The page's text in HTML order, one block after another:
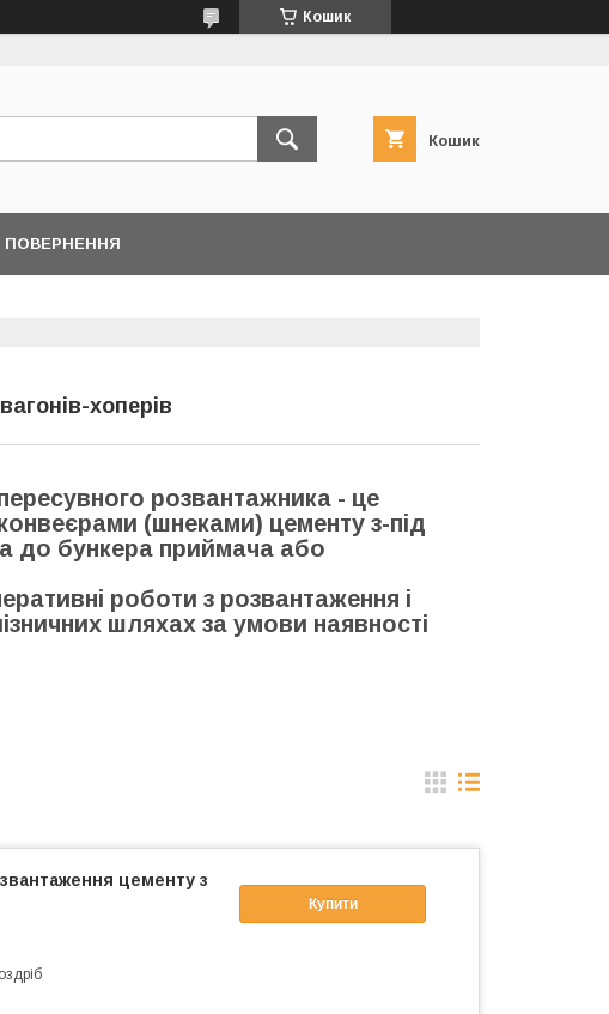
Кошик
Кошик
ПОВЕРНЕННЯ
хоперів
розвантажника - це
(шнеками) цементу з-під
до бункера приймача або
роботи з розвантаження і
шляхах за умови наявності
Купити
цементу з